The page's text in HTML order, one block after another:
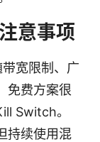
意事项
宽限制、广
免费方案很
Switch。
持续使用混